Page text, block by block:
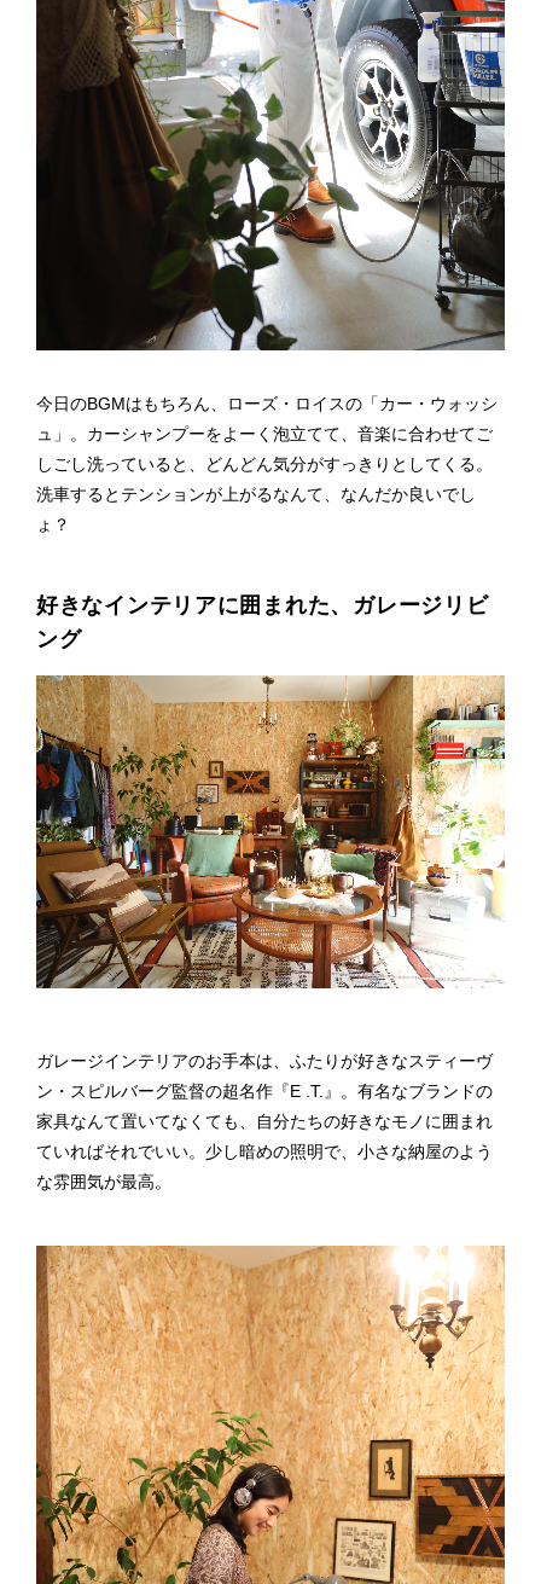
今日のBGMはもちろん、ローズ・ロイスの「カー・ウォッシ
ュ」。カーシャンプーをよーく泡立てて、音楽に合わせてご
しごし洗っていると、どんどん気分がすっきりとしてくる。
洗車するとテンションが上がるなんて、なんだか良いでし
ょ？
好きなインテリアに囲まれた、ガレージリビ
ング
ガレージインテリアのお手本は、ふたりが好きなスティーヴ
ン・スピルバーグ監督の超名作『E .T.』。有名なブランドの
家具なんて置いてなくても、自分たちの好きなモノに囲まれ
ていればそれでいい。少し暗めの照明で、小さな納屋のよう
な雰囲気が最高。